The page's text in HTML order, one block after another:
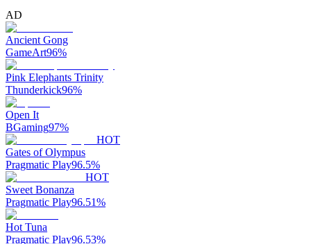
AD
Ancient Gong
GameArt96%
Pink Elephants Trinity
Thunderkick96%
Open It
BGaming97%
HOT
Gates of Olympus
Pragmatic Play96.5%
HOT
Sweet Bonanza
Pragmatic Play96.51%
Hot Tuna
Pragmatic Play96.53%